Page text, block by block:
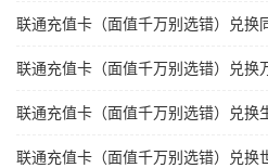
联通充值卡（面值千万别选错）兑换
联通充值卡（面值千万别选错）兑换
联通充值卡（面值千万别选错）兑换
联通充值卡（面值千万别选错）兑换